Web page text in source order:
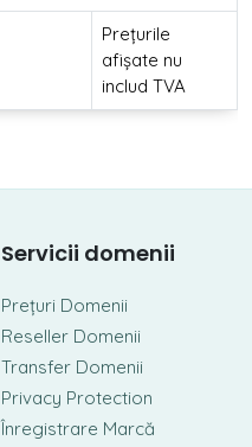
Prețurile
afișate nu
includ TVA
Servicii domenii
Prețuri Domenii
Reseller Domenii
Transfer Domenii
Privacy Protection
Înregistrare Marcă